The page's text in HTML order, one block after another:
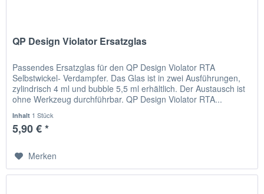
QP Design Violator Ersatzglas
Passendes Ersatzglas für den QP Design Violator RTA
Selbstwickel- Verdampfer. Das Glas ist in zwei Ausführungen,
zylindrisch 4 ml und bubble 5,5 ml erhältlich. Der Austausch ist
ohne Werkzeug durchführbar. QP Design Violator RTA...
Inhalt 1 Stück
5,90 € *
Merken